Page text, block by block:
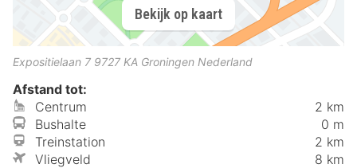
Bekijk op kaart
Expositielaan 7 9727 KA Groningen Nederland
Afstand tot:
Centrum
2 km
Bushalte
0 m
Treinstation
2 km
Vliegveld
8 km